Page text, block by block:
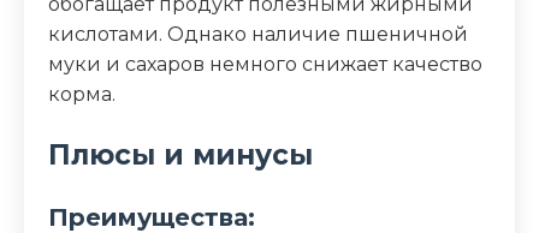
кислотами. Однако наличие пшеничной
муки и сахаров немного снижает качество
корма.
Плюсы и минусы
Преимущества: